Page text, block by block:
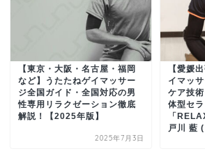
【東京・大阪・名古屋・福岡
など】うたたねゲイマッサー
ジ全国ガイド・全国対応の男
性専用リラクゼーション徹底
解説！【2025年版】
2025年7月3日
【愛媛
イマッ
ケア技
体型セラ
「
戸川 藍